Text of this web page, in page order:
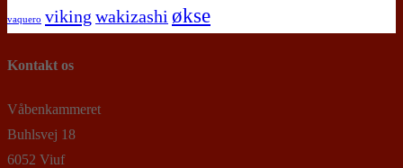
vaquero viking wakizashi økse
Kontakt os
Våbenkammeret
Buhlsvej 18
6052 Viuf